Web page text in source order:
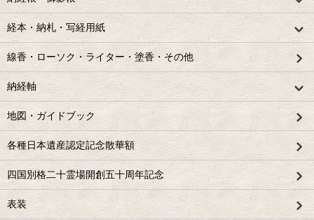
経本・納札・写経用紙
線香・ローソク・ライター・塗香・その他
納経軸
地図・ガイドブック
各種日本遺産認定記念散華額
四国別格二十霊場開創五十周年記念
表装